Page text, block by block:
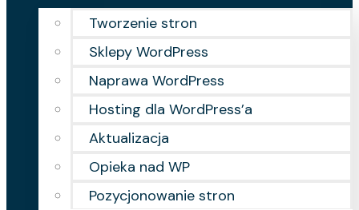
Tworzenie stron
Sklepy WordPress
Naprawa WordPress
Hosting dla WordPress’a
Aktualizacja
Opieka nad WP
Pozycjonowanie stron